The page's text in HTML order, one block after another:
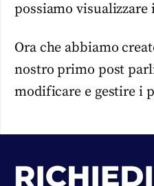
possiamo
Ora che abbiamo
nostro primo post
modificare e gestire i